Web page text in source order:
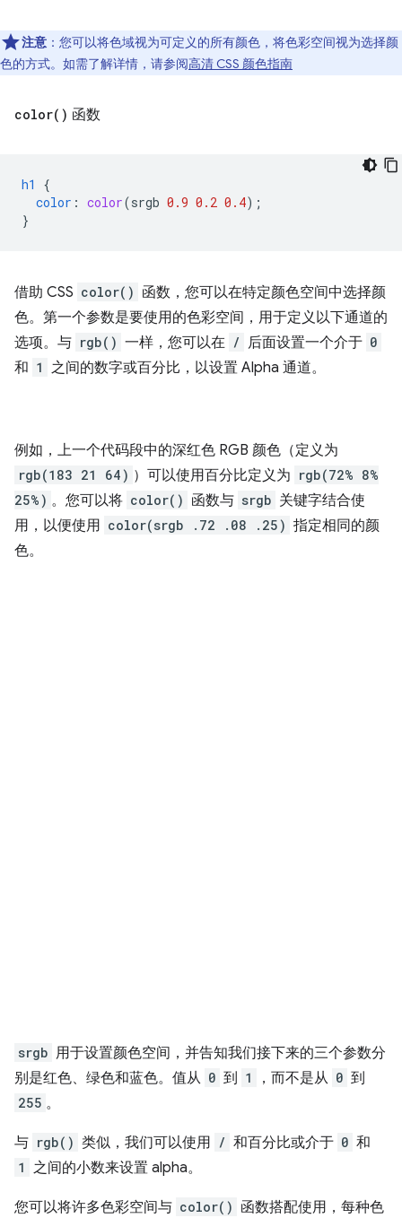
注意 ：您可以将色域视为可定义的所有颜色，将色彩空间视为选择颜
色的方式。如需了解详情，请参阅高清 CSS 颜色指南
color( ) 函数
h1
{
color : color(srgb 0.9 0.2 0.4);
}
借助 CSS color() 函数，您可以在特定颜色空间中选择颜
色。第一个参数是要使用的色彩空间，用于定义以下通道的
选项。与 rgb() 一样，您可以在 / 后面设置一个介于 0
和 1 之间的数字或百分比，以设置 Alpha 通道。
例如，上一个代码段中的深红色 RGB 颜色（定义为
rgb(183 21 64) ）可以使用百分比定义为 rgb(72% 8%
25%) 。您可以将 color() 函数与 srgb 关键字结合使
用，以便使用 color(srgb .72 .08 .25) 指定相同的颜
色。
srgb 用于设置颜色空间，并告知我们接下来的三个参数分
别是红色、绿色和蓝色。值从 0 到 1 ，而不是从 0 到
255 。
与 rgb() 类似，我们可以使用 / 和百分比或介于 0 和
1 之间的小数来设置 alpha。
您可以将许多色彩空间与 color() 函数搭配使用，每种色